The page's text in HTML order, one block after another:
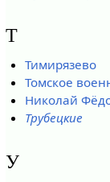
Т
Тимирязево
Томское
Николай
Трубецкие
У